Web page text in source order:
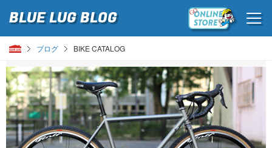
BLUE LUGBLOG
ブログ BIKE CATALOG